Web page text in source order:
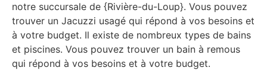
notre succursale de {Rivière-du-Loup}. Vous pouvez
trouver un Jacuzzi usagé qui répond à vos besoins et
à votre budget. Il existe de nombreux types de bains
et piscines. Vous pouvez trouver un bain à remous
qui répond à vos besoins et à votre budget.